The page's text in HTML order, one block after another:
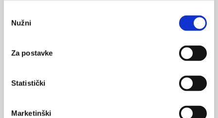
pristanka
Nužni
Za postavke
Statistički
Marketinški
do novijeg doba bio rezerviran isključivo za muškarce i
indirektno se promatrao kao posljedica benigne hiperplazije
tegobe su inkontinencija, urgencija i dizurične tegobe. Žene